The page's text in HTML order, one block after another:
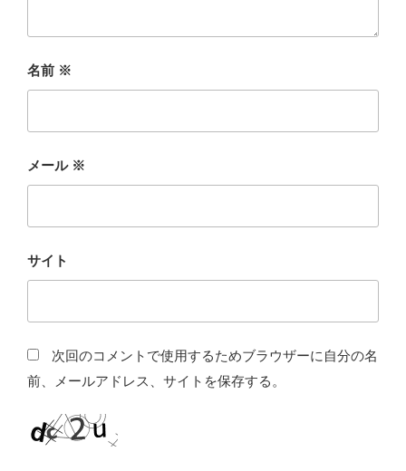
名前 ※
メール ※
サイト
次回のコメントで使用するためブラウザーに自分の名
前、メールアドレス、サイトを保存する。